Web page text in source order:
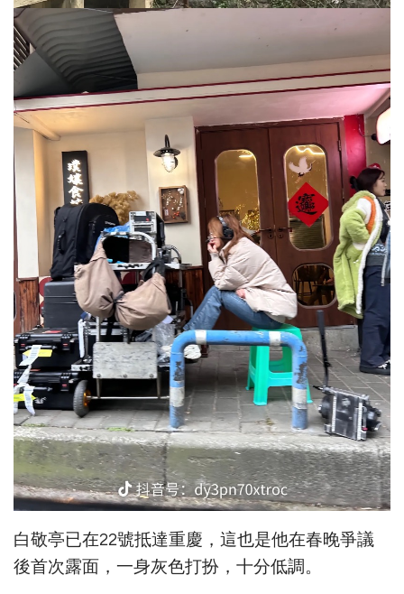
白敬亭已在22號抵達重慶，這也是他在春晚爭議
後首次露面，一身灰色打扮，十分低調。